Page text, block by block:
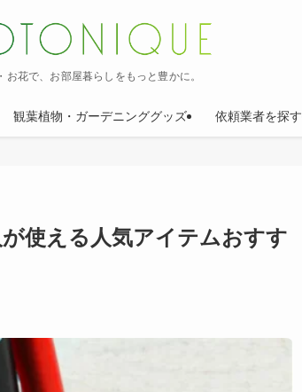
お花で、お部屋暮らしをもっと豊かに。
観葉植物・ガーデニンググッズ 依頼業者を探す
使える人気アイテムおすす